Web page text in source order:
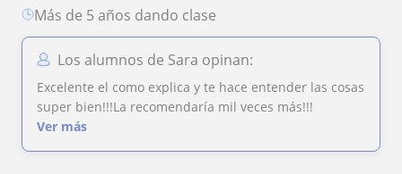
más de 5 años dando clase
Los alumnos de Sara opinan:
Excelente el como explica y te hace entender las cosas
super bien!!!La recomendaría mil veces más!!!
Ver más